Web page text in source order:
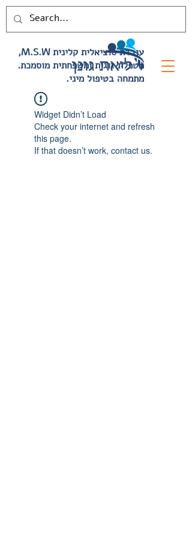
,M.S.W עובדת סוציאלית קלינית
.מטפלת זוגית ומשפחתית מוסמכת
.מתמחה בטיפול מיני
Widget Didn’t Load
Check your internet and refresh
this page.
If that doesn’t work, contact us.